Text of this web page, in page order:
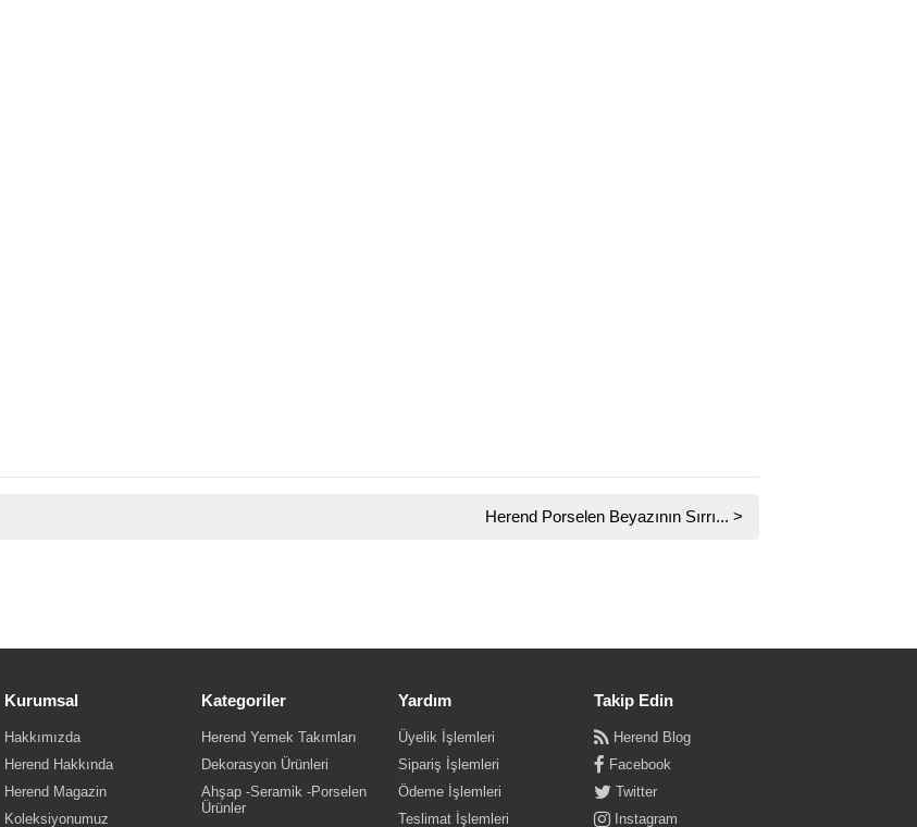
Herend Porselen Beyazının Sırrı... >
Kurumsal
Hakkımızda
Herend Hakkında
Herend Magazin
Koleksiyonumuz
Kategoriler
Herend Yemek Takımları
Dekorasyon Ürünleri
Ahşap -Seramik -Porselen
Ürünler
Yardım
Üyelik İşlemleri
Sipariş İşlemleri
Ödeme İşlemleri
Teslimat İşlemleri
Takip Edin
Herend Blog
Facebook
Twitter
Instagram